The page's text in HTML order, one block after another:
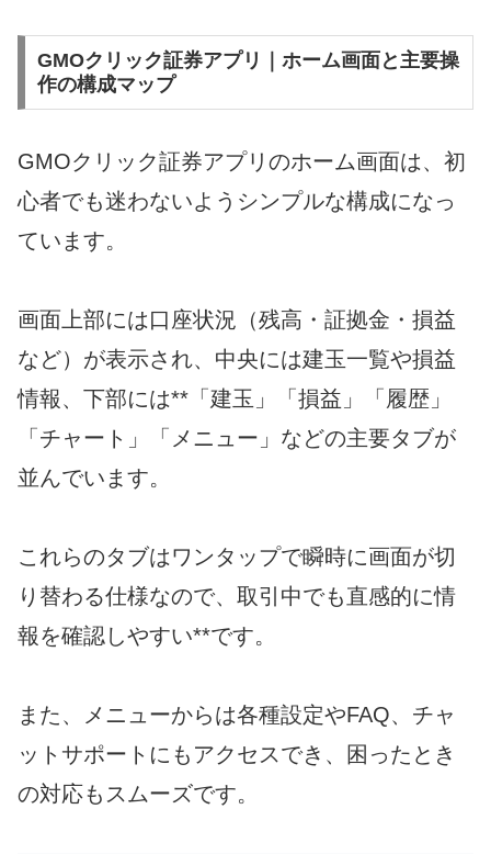
GMOクリック証券アプリ｜ホーム画面と主要操
作の構成マップ
GMOクリック証券アプリのホーム画面は、初
心者でも迷わないようシンプルな構成になっ
ています。
画面上部には口座状況（残高・証拠金・損益
など）が表示され、中央には建玉一覧や損益
情報、下部には**「建玉」「損益」「履歴」
「チャート」「メニュー」などの主要タブが
並んでいます。
これらのタブはワンタップで瞬時に画面が切
り替わる仕様なので、取引中でも直感的に情
報を確認しやすい**です。
また、メニューからは各種設定やFAQ、チャ
ットサポートにもアクセスでき、困ったとき
の対応もスムーズです。